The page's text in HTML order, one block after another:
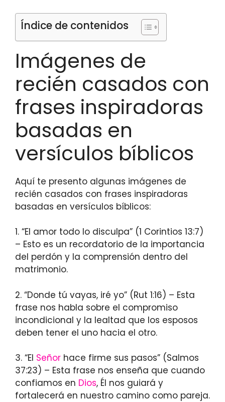
Índice de contenidos
Imágenes de
recién casados con
frases inspiradoras
basadas en
versículos bíblicos
Aquí te presento algunas imágenes de
recién casados con frases inspiradoras
basadas en versículos bíblicos:
1. “El amor todo lo disculpa” (1 Corintios 13:7)
– Esto es un recordatorio de la importancia
del perdón y la comprensión dentro del
matrimonio.
2. “Donde tú vayas, iré yo” (Rut 1:16) – Esta
frase nos habla sobre el compromiso
incondicional y la lealtad que los esposos
deben tener el uno hacia el otro.
3. “El Señor hace firme sus pasos” (Salmos
37:23) – Esta frase nos enseña que cuando
confiamos en Dios, Él nos guiará y
fortalecerá en nuestro camino como pareja.